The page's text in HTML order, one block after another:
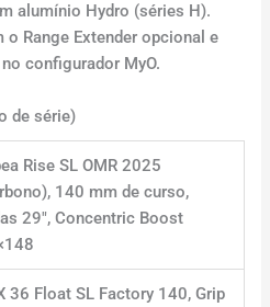
alumínio Hydro (séries H).
Range Extender opcional e
configurador MyO.
de série)
Rise SL OMR 2025
140 mm de curso,
29″, Concentric Boost
36 Float SL Factory 140, Grip